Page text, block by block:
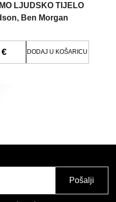
LJUDSKO TIJELO
Ben Morgan
DODAJ U KOŠARICU
Pošalji